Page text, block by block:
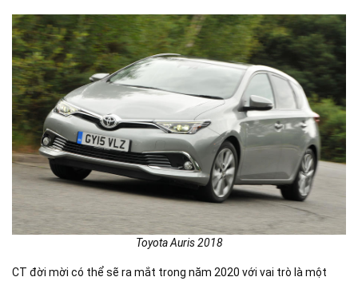
Toyota Auris 2018
CT đời mời có thể sẽ ra mắt trong năm 2020 với vai trò là một